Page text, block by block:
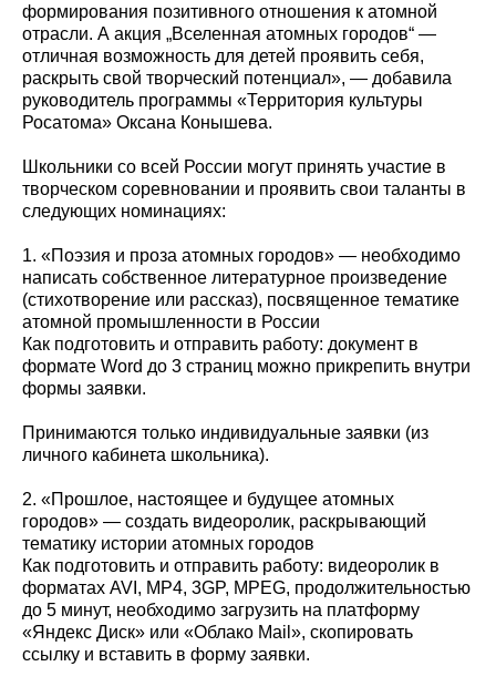
формирования позитивного отношения к атомной
отрасли. А акция „Вселенная атомных городов“ —
отличная возможность для детей проявить себя,
раскрыть свой творческий потенциал», — добавила
руководитель программы «Территория культуры
Росатома» Оксана Конышева.
Школьники со всей России могут принять участие в
творческом соревновании и проявить свои таланты в
следующих номинациях:
1. «Поэзия и проза атомных городов» — необходимо
написать собственное литературное произведение
(стихотворение или рассказ), посвященное тематике
атомной промышленности в России
Как подготовить и отправить работу: документ в
формате Word до 3 страниц можно прикрепить внутри
формы заявки.
Принимаются только индивидуальные заявки (из
личного кабинета школьника).
2. «Прошлое, настоящее и будущее атомных
городов» — создать видеоролик, раскрывающий
тематику истории атомных городов
Как подготовить и отправить работу: видеоролик в
форматах AVI, MP4, 3GP, MPEG, продолжительностью
до 5 минут, необходимо загрузить на платформу
«Яндекс Диск» или «Облако Mail», скопировать
ссылку и вставить в форму заявки.